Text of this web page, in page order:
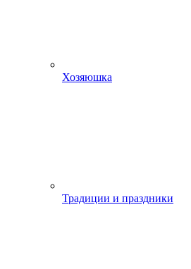
Хозяюшка
Традиции и праздники